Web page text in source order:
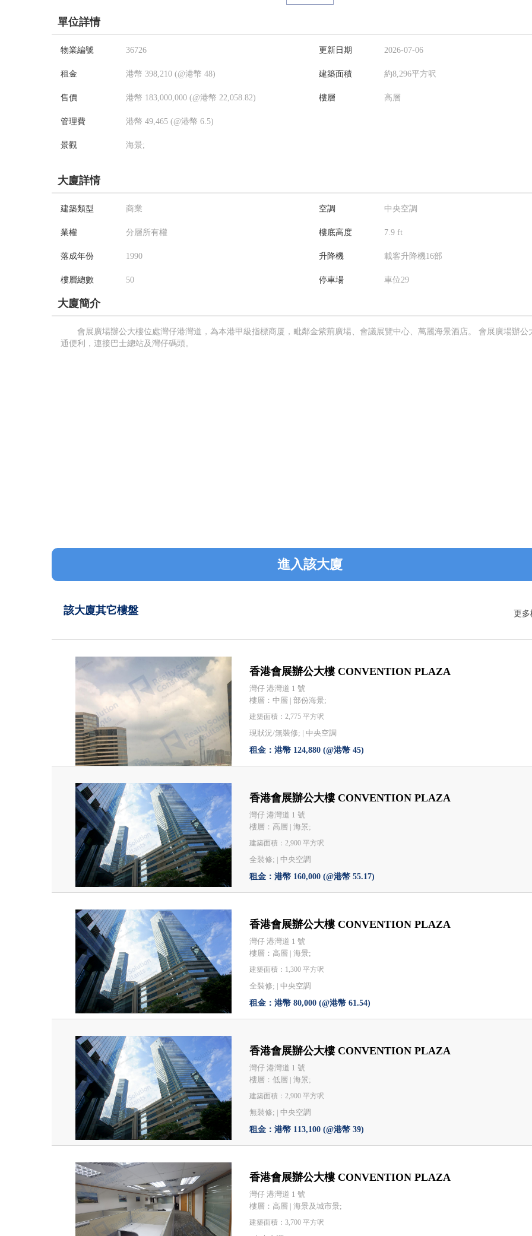
單位詳情
物業編號 36726
租金 港幣 398,210 (@港幣 48)
售價 港幣 183,000,000 (@港幣 22,058.82)
管理費 港幣 49,465 (@港幣 6.5)
景觀 海景;
更新日期 2026-07-06
建築面積 約8,296平方呎
樓層 高層
大廈詳情
建築類型 商業
業權 分層所有權
落成年份 1990
樓層總數 50
空調 中央空調
樓底高度 7.9 ft
升降機 載客升降機16部
停車場 車位29
大廈簡介
會展廣場辦公大樓位處灣仔港灣道，為本港甲級指標商厦，毗鄰金紫荊廣場、會議展覽中心、萬麗海景酒店。 會展廣場辦公
通便利，連接巴士總站及灣仔碼頭。
進入該大廈
該大廈其它樓盤 更
香港會展辦公大樓 CONVENTION PLAZA
灣仔 港灣道 1 號
樓層：中層 | 部份海景;
建築面積：2,775 平方呎
現狀況/無裝修; |中央空調
租金：港幣 124,880 (@港幣 45)
香港會展辦公大樓 CONVENTION PLAZA
灣仔 港灣道 1 號
樓層：高層 | 海景;
建築面積：2,900 平方呎
全裝修; |中央空調
租金：港幣 160,000 (@港幣 55.17)
香港會展辦公大樓 CONVENTION PLAZA
灣仔 港灣道 1 號
樓層：高層 | 海景;
建築面積：1,300 平方呎
全裝修; |中央空調
租金：港幣 80,000 (@港幣 61.54)
香港會展辦公大樓 CONVENTION PLAZA
灣仔 港灣道 1 號
樓層：低層 | 海景;
建築面積：2,900 平方呎
無裝修; |中央空調
租金：港幣 113,100 (@港幣 39)
香港會展辦公大樓 CONVENTION PLAZA
灣仔 港灣道 1 號
樓層：高層 | 海景及城市景;
建築面積：3,700 平方呎